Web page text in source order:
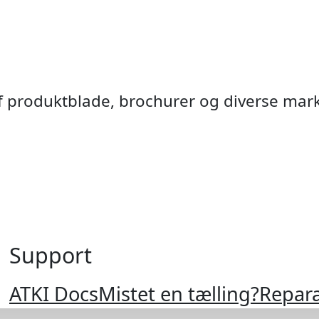
brochurer og diverse
Support
ATKI DocsMistet en tælling?